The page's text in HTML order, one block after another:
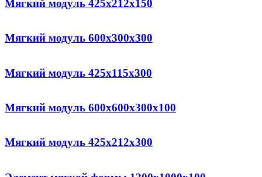
Мягкий модуль 425x212x150
Мягкий модуль 600x300x300
Мягкий модуль 425x115x300
Мягкий модуль 600x600x300x100
Мягкий модуль 425x212x300